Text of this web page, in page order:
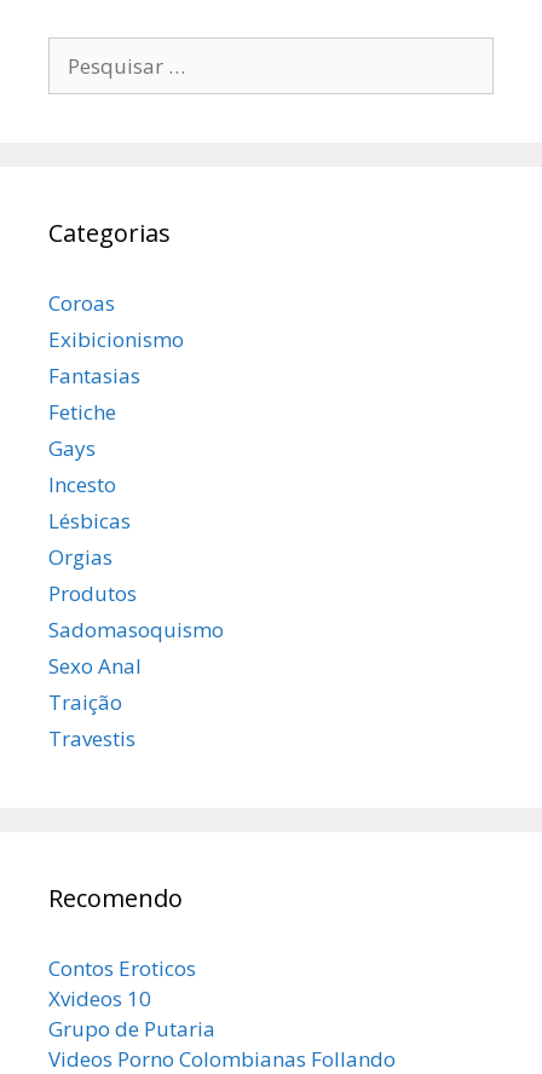
por:
Categorias
Coroas
Exibicionismo
Fantasias
Fetiche
Gays
Incesto
Lésbicas
Orgias
Produtos
Sadomasoquismo
Sexo Anal
Traição
Travestis
Recomendo
Contos Eroticos
Xvideos 10
Grupo de Putaria
Videos Porno Colombianas Follando